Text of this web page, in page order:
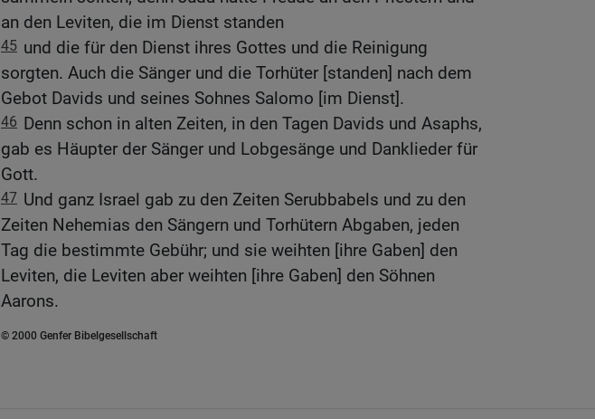
an den Leviten, die im Dienst standen
45 und die für den Dienst ihres Gottes und die Reinigung
sorgten. Auch die Sänger und die Torhüter [standen] nach dem
Gebot Davids und seines Sohnes Salomo [im Dienst].
46 Denn schon in alten Zeiten, in den Tagen Davids und Asaphs,
gab es Häupter der Sänger und Lobgesänge und Danklieder für
Gott.
47 Und ganz Israel gab zu den Zeiten Serubbabels und zu den
Zeiten Nehemias den Sängern und Torhütern Abgaben, jeden
Tag die bestimmte Gebühr; und sie weihten [ihre Gaben] den
Leviten, die Leviten aber weihten [ihre Gaben] den Söhnen
Aarons.
© 2000 Genfer Bibelgesellschaft